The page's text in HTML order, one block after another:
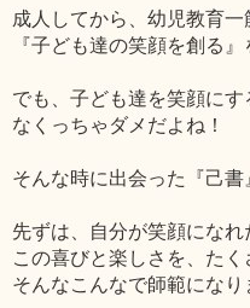
成人してから、幼児教育一
『子ども達の笑顔を創る
でも、子ども達を笑顔に
なくっちゃダメだよね！
そんな時に出会った『己書
先ずは、自分が笑顔になれ
この喜びと楽しさを、たく
そんなこんなで師範になり